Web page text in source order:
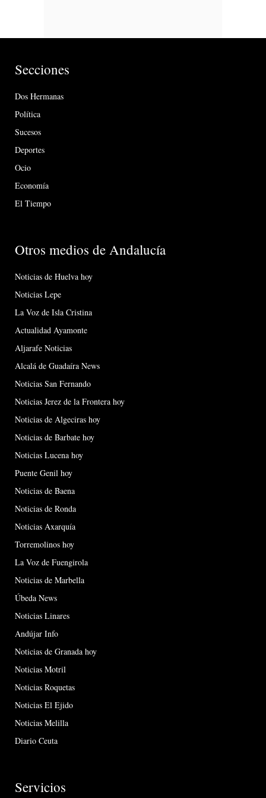
Secciones
Dos Hermanas
Política
Sucesos
Deportes
Ocio
Economía
El Tiempo
Otros medios de Andalucía
Noticias de Huelva hoy
Noticias Lepe
La Voz de Isla Cristina
Actualidad Ayamonte
Aljarafe Noticias
Alcalá de Guadaíra News
Noticias San Fernando
Noticias Jerez de la Frontera hoy
Noticias de Algeciras hoy
Noticias de Barbate hoy
Noticias Lucena hoy
Puente Genil hoy
Noticias de Baena
Noticias de Ronda
Noticias Axarquía
Torremolinos hoy
La Voz de Fuengirola
Noticias de Marbella
Úbeda News
Noticias Linares
Andújar Info
Noticias de Granada hoy
Noticias Motril
Noticias Roquetas
Noticias El Ejido
Noticias Melilla
Diario Ceuta
Servicios